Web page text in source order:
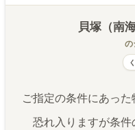
貝塚（南
の
ご指定の条件にあった
恐れ入りますが条件